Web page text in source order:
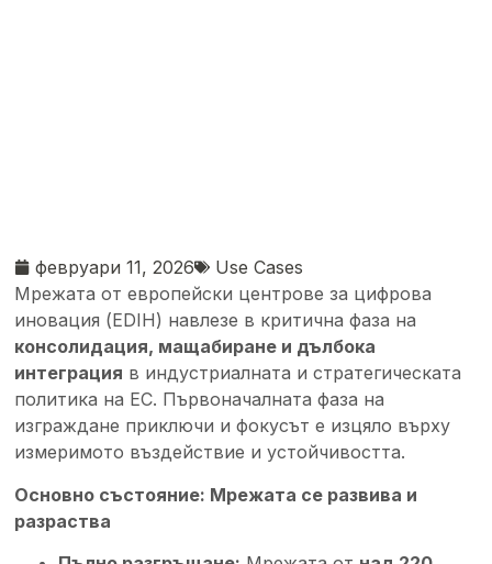
февруари 11, 2026
Use Cases
Мрежата от европейски центрове за цифрова
иновация (EDIH) навлезе в критична фаза на
консолидация, мащабиране и дълбока
интеграция в индустриалната и стратегическата
политика на ЕС. Първоначалната фаза на
изграждане приключи и фокусът е изцяло върху
измеримото въздействие и устойчивостта.
Основно състояние: Мрежата се развива и
разраства